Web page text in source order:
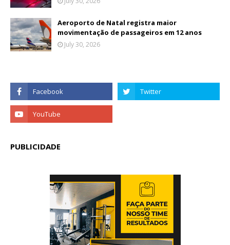
Aeroporto de Natal registra maior
movimentação de passageiros em 12 anos
July 30, 2026
PUBLICIDADE